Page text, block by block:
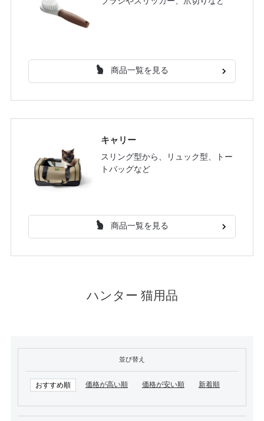
商品一覧を見る
キャリー
スリング型から、リュック型、トー
トバッグなど
商品一覧を見る
ハンター 猫用品
並び替え
おすすめ順 価格が高い順 価格が安い順 新着順